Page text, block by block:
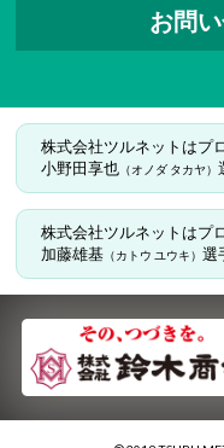
お問
株式会社ツルネットはプ
小野田享也 （オノダ タカヤ）
株式会社ツルネットはプ
加藤雄基 （カトウ ユウキ）選